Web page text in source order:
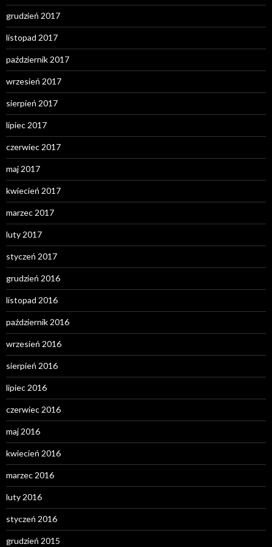
grudzień 2017
listopad 2017
październik 2017
wrzesień 2017
sierpień 2017
lipiec 2017
czerwiec 2017
maj 2017
kwiecień 2017
marzec 2017
luty 2017
styczeń 2017
grudzień 2016
listopad 2016
październik 2016
wrzesień 2016
sierpień 2016
lipiec 2016
czerwiec 2016
maj 2016
kwiecień 2016
marzec 2016
luty 2016
styczeń 2016
grudzień 2015